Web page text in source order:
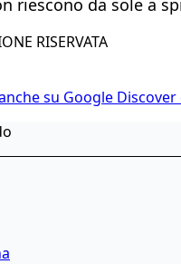
riescono da sole a
RISERVATA
su Google